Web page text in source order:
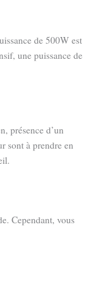
de 500W est
une puissance de
présence d’un
sont à prendre en
Cependant, vous